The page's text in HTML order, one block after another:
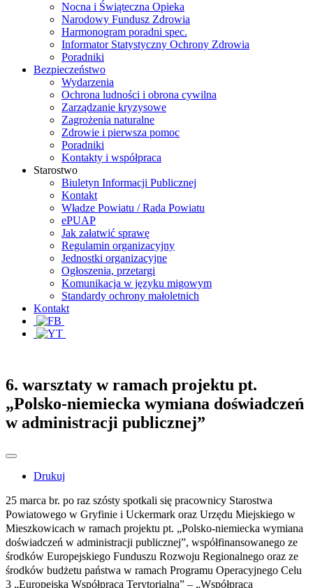
Nocna i Świąteczna Opieka
Narodowy Fundusz Zdrowia
Harmonogram poradni spec.
Informator Statystyczny Ochrony Zdrowia
Poradniki
Bezpieczeństwo
Wydarzenia
Ochrona ludności i obrona cywilna
Zarządzanie kryzysowe
Zagrożenia naturalne
Zdrowie i pierwsza pomoc
Poradniki
Kontakty i współpraca
Starostwo
Biuletyn Informacji Publicznej
Kontakt
Władze Powiatu / Rada Powiatu
ePUAP
Jak załatwić sprawę
Regulamin organizacyjny
Jednostki organizacyjne
Ogłoszenia, przetargi
Komunikacja w języku migowym
Standardy ochrony małoletnich
Kontakt
6. warsztaty w ramach projektu pt.
„Polsko-niemiecka wymiana doświadczeń
w administracji publicznej”
Drukuj
25 marca br. po raz szósty spotkali się pracownicy Starostwa
Powiatowego w Gryfinie i Uckermark oraz Urzędu Miejskiego w
Mieszkowicach w ramach projektu pt. „Polsko-niemiecka wymiana
doświadczeń w administracji publicznej”, współfinansowanego ze
środków Europejskiego Funduszu Rozwoju Regionalnego oraz ze
środków budżetu państwa w ramach Programu Operacyjnego Celu
3 „Europejska Współpraca Terytorialna” – „Współpraca